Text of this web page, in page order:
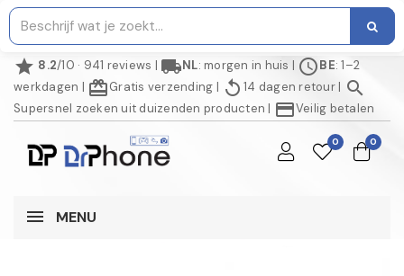
star 8.2/10 · 941 reviews | local_shippingNL: morgen in huis | scheduleBE: 1–2
werkdagen | redeemGratis verzending | replay 14 dagen retour| search
Supersnel zoeken uit duizenden producten | credit_cardVeilig betalen
0 0
MENU